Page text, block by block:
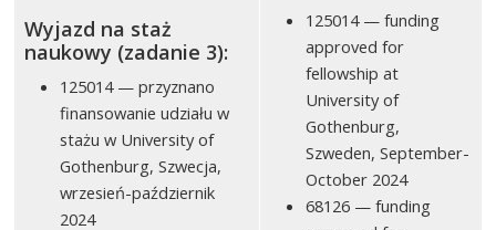
Wyjazd na staż
naukowy (zadanie 3):
125014 — przyznano
finansowanie udziału w
stażu w University of
Gothenburg, Szwecja,
wrzesień-październik
2024
125014 — funding
approved for
fellowship at
University of
Gothenburg,
Szweden, September-
October 2024
68126 — funding